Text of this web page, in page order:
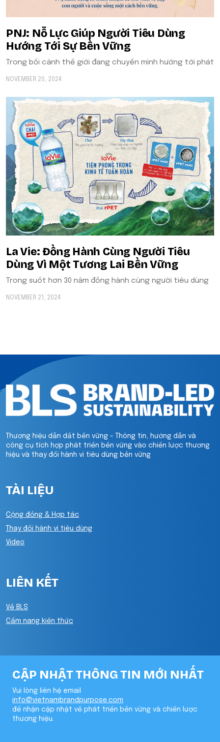
​​PNJ: Nỗ Lực Giúp Người Tiêu Dùng
Hướng Tới Sự Bền Vững
Trong bối cảnh thế giới đang chuyển mình hướng tới phát
NOVEMBER 20, 2024
La Vie: Đồng Hành Cùng Người Tiêu
Dùng Vì Một Tương Lai Bền Vững
Trong suốt hơn 30 năm đồng hành cùng người tiêu dùng
NOVEMBER 21, 2024
Thương hiệu dẫn dắt bền vững - Thông tin, hướng dẫn và
công cụ tích hợp phát triển bền vững vào chiến lược thương
hiệu và thay đổi hành vi tiêu dùng bền vững
TÀI LIỆU
Cộng đồng & Hợp tác
Thay đổi hành vi tiêu dùng
Video
LIÊN KẾT
Về BLS
Cẩm nang kiến thức
CẬP NHẬT THÔNG TIN MỚI NHẤT
Vui lòng liên hệ email
info@vietnambrandpurpose.com
để nhận cập nhật về phát triển bền vững và chiến lược
thương hiệu.